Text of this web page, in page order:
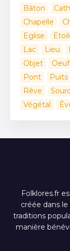
Bâton
Chapelle
Eglise
Lac
Lieu
Objet
Oeuf
Pont
Puits
Rêve
Végétal
Folklores.fr
créée dans
traditions
manière